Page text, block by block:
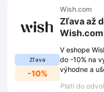
Zľava
-10%
Wish.com
Zľava až
Wish.com
V eshope
do -10% na
výhodne a
Platí do